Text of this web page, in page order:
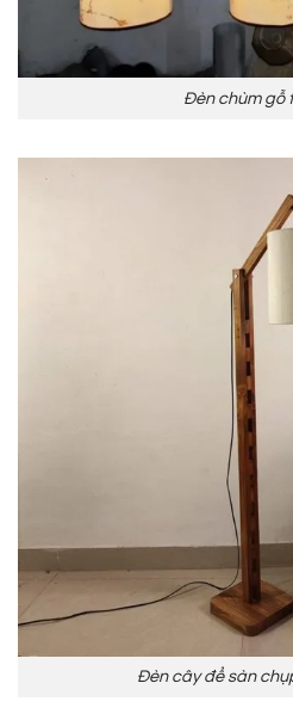
Đèn chùm gỗ
Đèn cây để sàn